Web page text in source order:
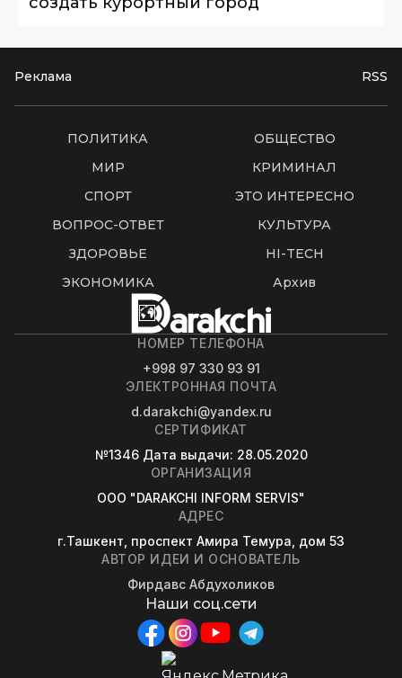
Реклама RSS
ПОЛИТИКА
ОБЩЕСТВО
МИР
КРИМИНАЛ
СПОРТ
ЭТО ИНТЕРЕСНО
ВОПРОС-ОТВЕТ
КУЛЬТУРА
ЗДОРОВЬЕ
HI-TECH
ЭКОНОМИКА
Архив
НОМЕР ТЕЛЕФОНА
+998 97 330 93 91
ЭЛЕКТРОННАЯ ПОЧТА
d.darakchi@yandex.ru
СЕРТИФИКАТ
№1346 Дата выдачи: 28.05.2020
ОРГАНИЗАЦИЯ
OOO "DARAKCHI INFORM SERVIS"
АДРЕС
г.Ташкент, проспект Амира Темура, дом 53
АВТОР ИДЕИ И ОСНОВАТЕЛЬ
Фирдавс Абдухоликов
Наши соц.сети